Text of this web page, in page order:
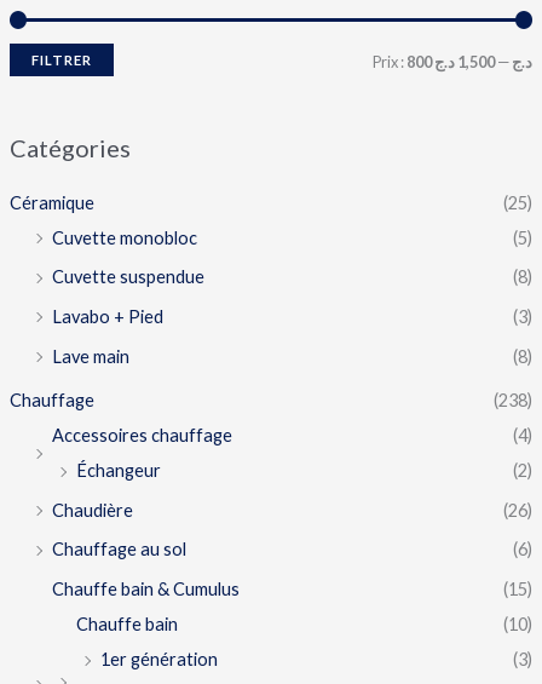
FILTRER Prix : 800 د.ج—1,500 د.ج
Catégories
Céramique
(25)
Cuvette monobloc
(5)
Cuvette suspendue
(8)
Lavabo + Pied
(3)
Lave main
(8)
Chauffage
(238)
Accessoires chauffage
(4)
Échangeur
(2)
Chaudière
(26)
Chauffage au sol
(6)
Chauffe bain & Cumulus
(15)
Chauffe bain
(10)
1er génération
(3)